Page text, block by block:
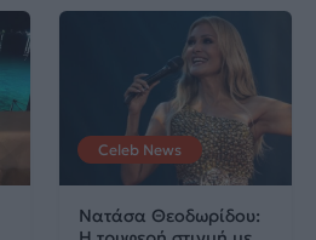
Celeb News
Νατάσα Θεοδωρίδου: